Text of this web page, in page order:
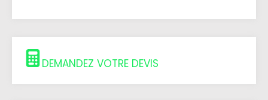
DEMANDEZ VOTRE DEVIS